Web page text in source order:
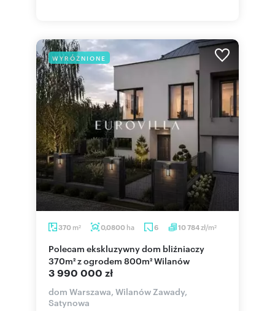
WYRÓŻNIONE
370 m2 0,0800 ha 6 10 784zł/m2
Polecam ekskluzywny dom bliźniaczy
370m² z ogrodem 800m² Wilanów
3 990 000 zł
dom Warszawa, Wilanów Zawady,
Satynowa